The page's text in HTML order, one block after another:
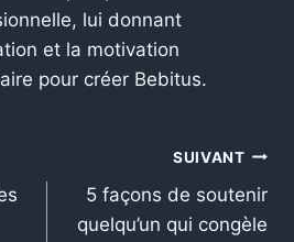
lui donnant
et la motivation
pour créer Bebitus.
SUIVANT
5 façons de soutenir
quelqu’un qui congèle